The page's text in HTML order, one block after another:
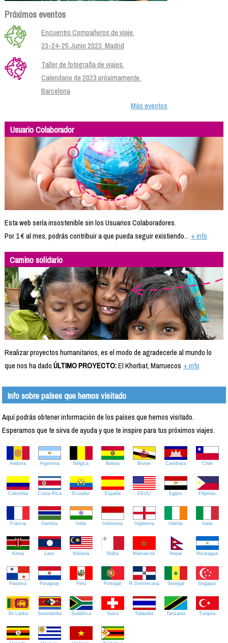
Próximos eventos
Encuentro Compañeros de viaje.
23-24-25 Junio 2023. Madrid
Taller de fotografía de viajes.
Calendario de 2023 próximamente.
Barcelona
Más eventos
Usuario Colaborador
Esta web sería insostenible sin los Usuarios Colaboradores.
Por 1 € al mes, podrás contribuir a que pueda seguir existiendo... + info
Camino solidario
Realizar proyectos humanitarios, es el modo de agradecerle al mundo lo
que nos ha dado.ÚLTIMO PROYECTO:El Khorbat, Marruecos + info
Info sobre países que hemos visitado
Aquí podrás obtener información de los países que hemos visitado.
Esperamos que te sirva de ayuda y que te inspire para tus próximos viajes.
Andorra Argentina Bélgica Bolivia Brunei Camboya Chile
Colombia Costa Rica Ecuador España EEUU Egipto Filipinas
Francia Gambia India Indonesia Inglaterra Irlanda Italia
Kenia Laos Malasia Malta Marruecos Nepal Nicaragua
Panamá Paraguay Perú Portugal R.Dominicana Senegal Singapur
Sri Lanka Suazilandia Sudáfrica Suiza Tailandia Tanzania Turquía